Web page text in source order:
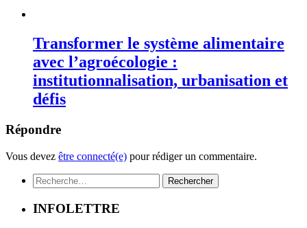
Transformer le système alimentaire
avec l’agroécologie :
institutionnalisation, urbanisation et
défis
Répondre
Vous devez être connecté(e) pour rédiger un commentaire.
Rechercher :
INFOLETTRE